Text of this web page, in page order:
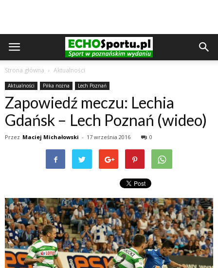
Strona główna Aktualności
Aktualności Piłka nożna Lech Poznań
Zapowiedź meczu: Lechia
Gdańsk – Lech Poznań (wideo)
Przez Maciej Michałowski - 17 września 2016 0